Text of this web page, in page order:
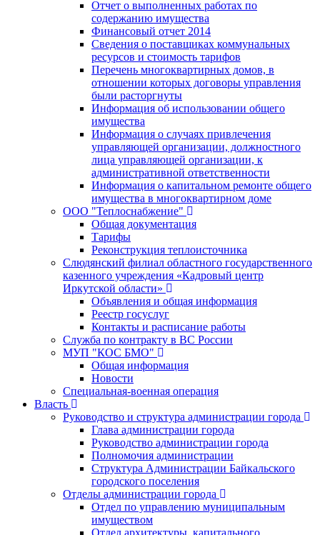
Отчет о выполненных работах по
содержанию имущества
Финансовый отчет 2014
Сведения о поставщиках коммунальных
ресурсов и стоимость тарифов
Перечень многоквартирных домов, в
отношении которых договоры управления
были расторгнуты
Информация об использовании общего
имущества
Информация о случаях привлечения
управляющей организации, должностного
лица управляющей организации, к
административной ответственности
Информация о капитальном ремонте общего
имущества в многоквартирном доме
ООО "Теплоснабжение"
Общая документация
Тарифы
Реконструкция теплоисточника
Слюдянский филиал областного государственного
казенного учреждения «Кадровый центр
Иркутской области»
Объявления и общая информация
Реестр госуслуг
Контакты и расписание работы
Служба по контракту в ВС России
МУП "КОС БМО"
Общая информация
Новости
Специальная-военная операция
Власть
Руководство и структура администрации города
Глава администрации города
Руководство администрации города
Полномочия администрации
Структура Администрации Байкальского
городского поселения
Отделы администрации города
Отдел по управлению муниципальным
имуществом
Отдел архитектуры, капитального